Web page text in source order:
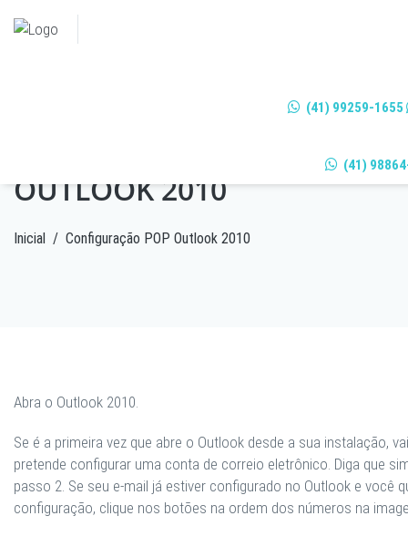
(41) 99259-1655
(41)
OUTLOOK 2010
Inicial / Configuração POP Outlook 2010
Abra o Outlook 2010.
Se é a primeira vez que abre o Outlook desde a sua instalação,
pretende configurar uma conta de correio eletrônico. Diga que
passo 2. Se seu e-mail já estiver configurado no Outlook e você
configuração, clique nos botões na ordem dos números na